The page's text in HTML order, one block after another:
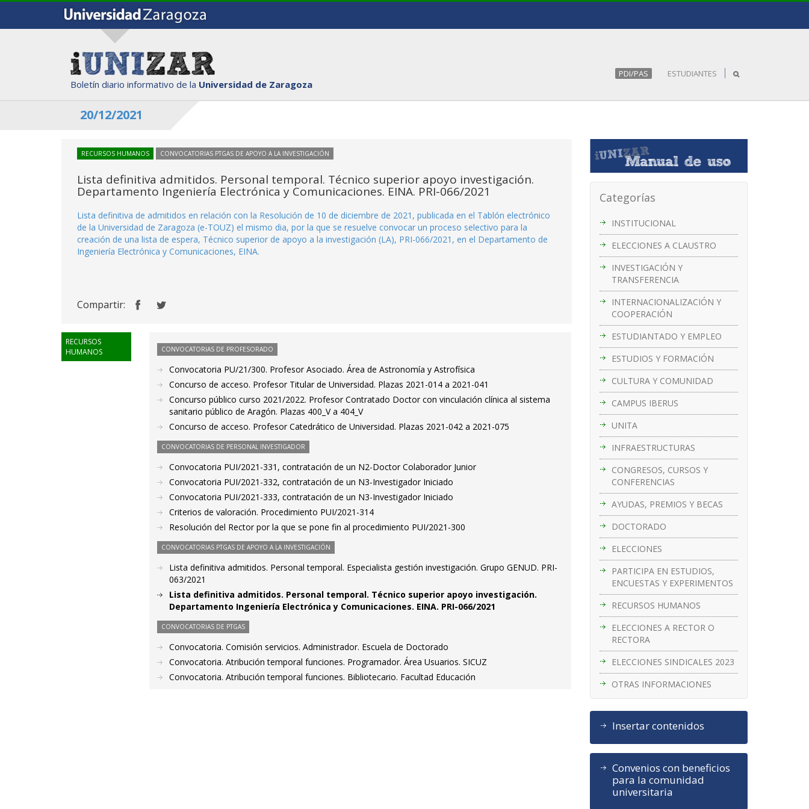
Boletín diario informativo de la Universidad de Zaragoza
PDI/PAS ESTUDIANTES
20/12/2021
Categorías
INSTITUCIONAL
ELECCIONES A CLAUSTRO
INVESTIGACIÓN Y
TRANSFERENCIA
INTERNACIONALIZACIÓN Y
COOPERACIÓN
ESTUDIANTADO Y EMPLEO
ESTUDIOS Y FORMACIÓN
CULTURA Y COMUNIDAD
CAMPUS IBERUS
UNITA
INFRAESTRUCTURAS
CONGRESOS, CURSOS Y
CONFERENCIAS
AYUDAS, PREMIOS Y BECAS
DOCTORADO
ELECCIONES
PARTICIPA EN ESTUDIOS,
ENCUESTAS Y EXPERIMENTOS
RECURSOS HUMANOS
ELECCIONES A RECTOR O
RECTORA
ELECCIONES SINDICALES 2023
OTRAS INFORMACIONES
Insertar contenidos
Convenios con beneficios
para la comunidad
universitaria
RECURSOS HUMANOS CONVOCATORIAS PTGAS DE APOYO A LA INVESTIGACIÓN
Lista definitiva admitidos. Personal temporal. Técnico superior apoyo investigación.
Departamento Ingeniería Electrónica y Comunicaciones. EINA. PRI-066/2021
Lista definitiva de admitidos en relación con la Resolución de 10 de diciembre de 2021, publicada en el Tablón electrónico
de la Universidad de Zaragoza (e-TOUZ) el mismo dia, por la que se resuelve convocar un proceso selectivo para la
creación de una lista de espera, Técnico superior de apoyo a la investigación (LA), PRI-066/2021, en el Departamento de
Ingeniería Electrónica y Comunicaciones, EINA.
Compartir:
RECURSOS
HUMANOS
CONVOCATORIAS DE PROFESORADO
Convocatoria PU/21/300. Profesor Asociado. Área de Astronomía y Astrofísica
Concurso de acceso. Profesor Titular de Universidad. Plazas 2021-014 a 2021-041
Concurso público curso 2021/2022. Profesor Contratado Doctor con vinculación clínica al sistema
sanitario público de Aragón. Plazas 400_V a 404_V
Concurso de acceso. Profesor Catedrático de Universidad. Plazas 2021-042 a 2021-075
CONVOCATORIAS DE PERSONAL INVESTIGADOR
Convocatoria PUI/2021-331, contratación de un N2-Doctor Colaborador Junior
Convocatoria PUI/2021-332, contratación de un N3-Investigador Iniciado
Convocatoria PUI/2021-333, contratación de un N3-Investigador Iniciado
Criterios de valoración. Procedimiento PUI/2021-314
Resolución del Rector por la que se pone fin al procedimiento PUI/2021-300
CONVOCATORIAS PTGAS DE APOYO A LA INVESTIGACIÓN
Lista definitiva admitidos. Personal temporal. Especialista gestión investigación. Grupo GENUD. PRI-
063/2021
Lista definitiva admitidos. Personal temporal. Técnico superior apoyo investigación.
Departamento Ingeniería Electrónica y Comunicaciones. EINA. PRI-066/2021
CONVOCATORIAS DE PTGAS
Convocatoria. Comisión servicios. Administrador. Escuela de Doctorado
Convocatoria. Atribución temporal funciones. Programador. Área Usuarios. SICUZ
Convocatoria. Atribución temporal funciones. Bibliotecario. Facultad Educación